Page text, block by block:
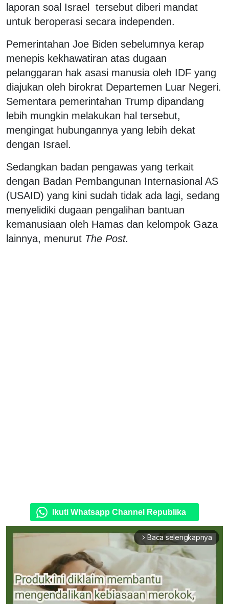
laporan soal Israel tersebut diberi mandat
untuk beroperasi secara independen.
Pemerintahan Joe Biden sebelumnya kerap
menepis kekhawatiran atas dugaan
pelanggaran hak asasi manusia oleh IDF yang
diajukan oleh birokrat Departemen Luar Negeri.
Sementara pemerintahan Trump dipandang
lebih mungkin melakukan hal tersebut,
mengingat hubungannya yang lebih dekat
dengan Israel.
Sedangkan badan pengawas yang terkait
dengan Badan Pembangunan Internasional AS
(USAID) yang kini sudah tidak ada lagi, sedang
menyelidiki dugaan pengalihan bantuan
kemanusiaan oleh Hamas dan kelompok Gaza
lainnya, menurut The Post.
Ikuti Whatsapp Channel Republika
arrow_forward_ios Baca selengkapnya